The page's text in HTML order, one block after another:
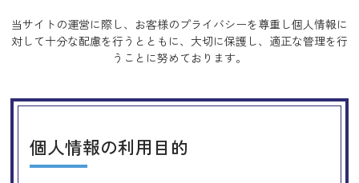
当サイトの運営に際し、お客様のプライバシーを尊重し個人情報に
対して十分な配慮を行うとともに、 大切に保護し、適正な管理を行
うことに努めております。
個人情報の利用目的